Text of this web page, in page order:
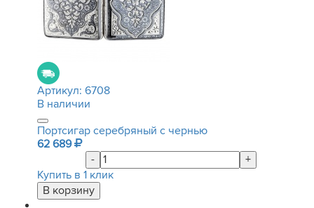
Артикул: 6708
В наличии
Портсигар серебряный с чернью
62 689
-
+
Купить в 1 клик